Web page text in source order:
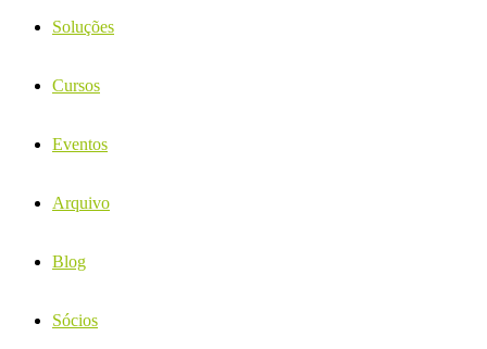
Soluções
Cursos
Eventos
Arquivo
Blog
Sócios